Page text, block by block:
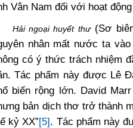
Vân Nam đối với hoạt
Hải ngoại huyết thư(Sơ
nhân mất nước ta
có ý thức trách nhiệm
Tác phẩm này được Lê
biến rộng lớn. David
bản dịch thơ trở thành
kỷ XX”[5]. Tác phẩm này